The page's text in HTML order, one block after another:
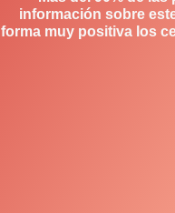
información sobre
forma muy positiva los